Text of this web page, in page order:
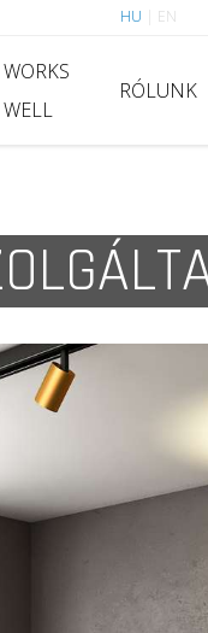
HU EN
WORKS
WELL
RÓLUNK